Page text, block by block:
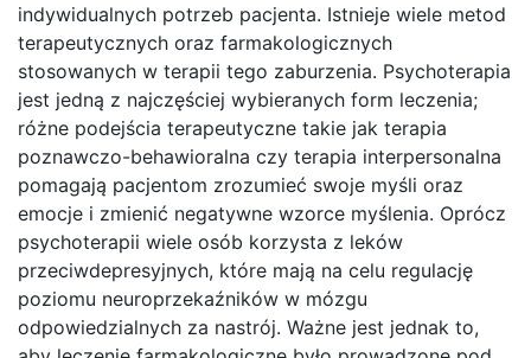
indywidualnych potrzeb pacjenta. Istnieje wiele metod
terapeutycznych oraz farmakologicznych
stosowanych w terapii tego zaburzenia. Psychoterapia
jest jedną z najczęściej wybieranych form leczenia;
różne podejścia terapeutyczne takie jak terapia
poznawczo-behawioralna czy terapia interpersonalna
pomagają pacjentom zrozumieć swoje myśli oraz
emocje i zmienić negatywne wzorce myślenia. Oprócz
psychoterapii wiele osób korzysta z leków
przeciwdepresyjnych, które mają na celu regulację
poziomu neuroprzekaźników w mózgu
odpowiedzialnych za nastrój. Ważne jest jednak to,